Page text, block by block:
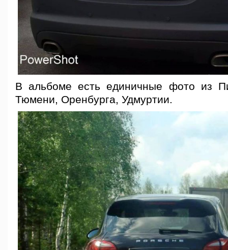
В альбоме есть единичные фото из
Тюмени, Оренбурга, Удмуртии.